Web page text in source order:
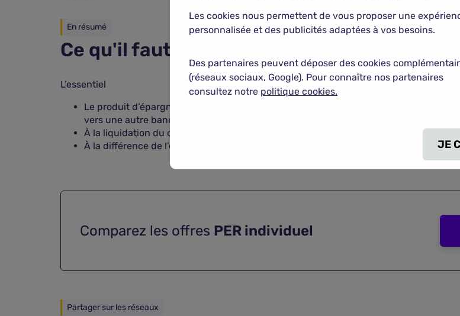
En résumé
Ce qu'il faut retenir
L’essentiel
Le produit d’épargne retraite est un placement financier plus flexible qu’il n’y
vers une autre banque ou un autre assureur reste possible.
À la liquidation du contrat, le titulaire a le choix entre une sortie en capital, en rente
À la différence de l’épargne de précaution, le PER permet d’économiser sur le long
Comparez les offres PER individuel
Partager sur les réseaux
Les cookies nous permettent de vous proposer une
personnalisée et des publicités adaptées à vos besoins.
Des partenaires peuvent déposer des cookies
(réseaux sociaux, Google). Pour connaître nos partenaires
consultez notre politique cookies.
JE